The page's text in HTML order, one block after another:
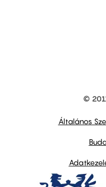
©
Általános